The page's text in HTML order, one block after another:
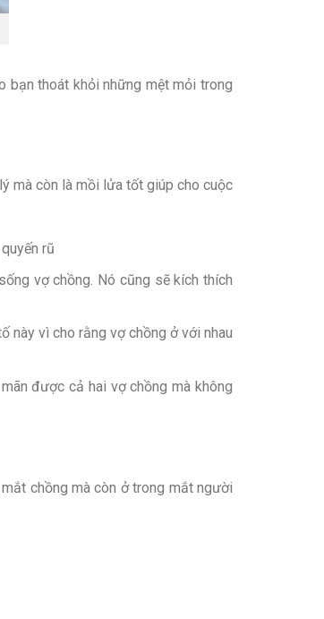
bạn thoát khỏi những mệt mỏi trong
mà còn là mồi lửa tốt giúp cho cuộc
rũ
vợ chồng. Nó cũng sẽ kích thích
này vì cho rằng vợ chồng ở với nhau
được cả hai vợ chồng mà không
chồng mà còn ở trong mắt người